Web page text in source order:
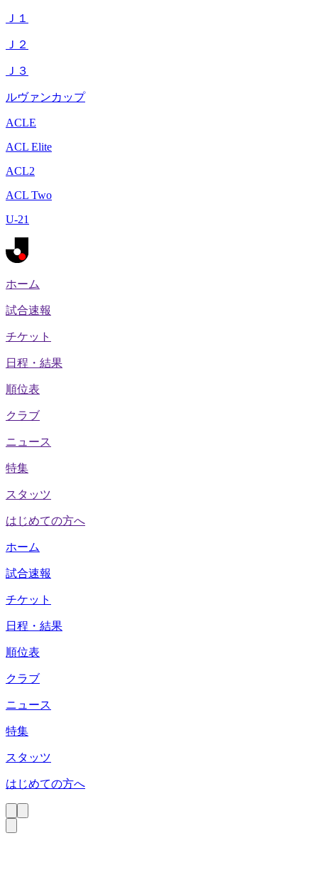
Ｊ１
Ｊ２
Ｊ３
ルヴァンカップ
ACLE
ACL Elite
ACL2
ACL Two
U-21
ホーム
試合速報
チケット
日程・結果
順位表
クラブ
ニュース
特集
スタッツ
はじめての方へ
ホーム
試合速報
チケット
日程・結果
順位表
クラブ
ニュース
特集
スタッツ
はじめての方へ